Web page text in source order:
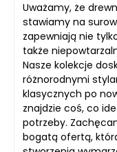
Uważamy, że
stawiamy na
zapewniają nie
także
Nasze kolekcje
różnorodnymi
klasycznych po
znajdzie coś, co
potrzeby.
bogatą ofertą,